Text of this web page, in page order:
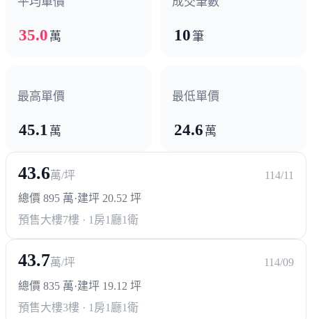
聖功醫院
35.0 萬 10筆
最高單價
45.1 萬
最低單價
24.6 萬
43.6萬/坪
114/11
總價 895 萬·建坪 20.52 坪
預售大樓7樓 · 1房1廳1衛
43.7萬/坪
114/09
總價 835 萬·建坪 19.12 坪
預售大樓3樓 · 1房1廳1衛